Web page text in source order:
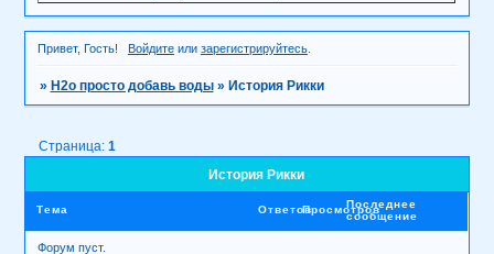
Привет, Гость! Войдитеили зарегистрируйтесь.
» H2о просто добавь воды » История Рикки
История Рикки
Страница: 1
Тема ОтветовПросмотровПоследнее
сообщение
Форум пуст.